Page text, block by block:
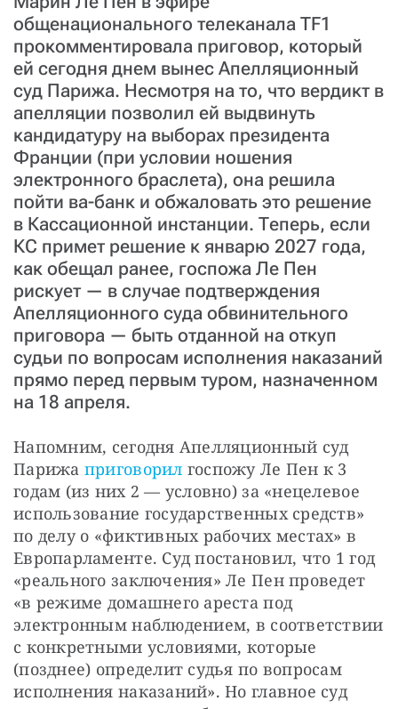
общенационального телеканала TF1
прокомментировала приговор, который
ей сегодня днем вынес Апелляционный
суд Парижа. Несмотря на то, что вердикт в
апелляции позволил ей выдвинуть
кандидатуру на выборах президента
Франции (при условии ношения
электронного браслета), она решила
пойти ва-банк и обжаловать это решение
в Кассационной инстанции. Теперь, если
КС примет решение к январю 2027 года,
как обещал ранее, госпожа Ле Пен
рискует — в случае подтверждения
Апелляционного суда обвинительного
приговора — быть отданной на откуп
судьи по вопросам исполнения наказаний
прямо перед первым туром, назначенном
на 18 апреля.
Напомним, сегодня Апелляционный суд
Парижа приговорил госпожу Ле Пен к 3
годам (из них 2 — условно) за «нецелевое
использование государственных средств»
по делу о «фиктивных рабочих местах» в
Европарламенте. Суд постановил, что 1 год
«реального заключения» Ле Пен проведет
«в режиме домашнего ареста под
электронным наблюдением, в соответствии
с конкретными условиями, которые
(позднее) определит судья по вопросам
исполнения наказаний». Но главное суд